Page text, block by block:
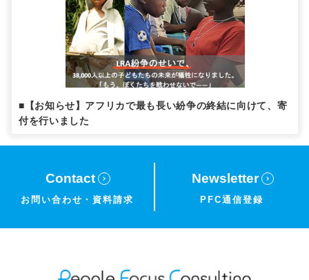
■【お知らせ】アフリカで最も長い紛争の終結に向けて、寄
付を行いました
Contact
お問い合わせ・ 資料請求
Newsletter
PFC通信登録